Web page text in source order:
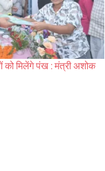
को मिलेंगे पंख : मंत्री अशोक